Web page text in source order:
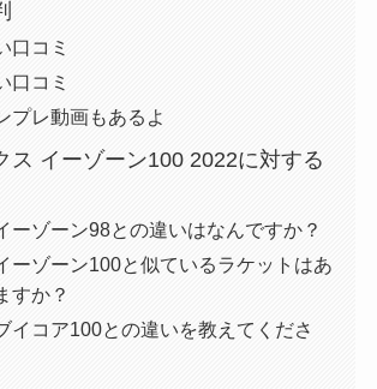
口コミ
口コミ
プレ動画もあるよ
ス イーゾーン100 2022に対する
ーゾーン98との違いはなんですか？
ーゾーン100と似ているラケットはあ
すか？
イコア100との違いを教えてくださ